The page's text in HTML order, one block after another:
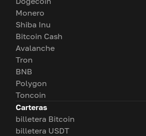
Monero
Shiba Inu
Bitcoin Cash
Avalanche
Tron
BNB
Polygon
Toncoin
Carteras
billetera Bitcoin
billetera USDT